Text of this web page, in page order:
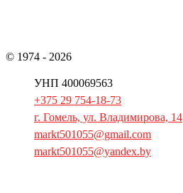
© 1974 - 2026
УНП 400069563
+375 29 754-18-73
г. Гомель, ул. Владимирова, 14
markt501055@gmail.com
markt501055@yandex.by